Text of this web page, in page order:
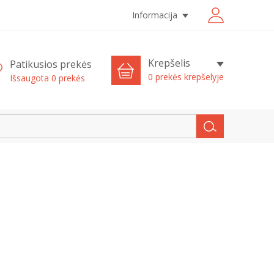
Informacija
Patikusios prekės
Išsaugota 0 prekės
Krepšelis
0 prekės krepšelyje